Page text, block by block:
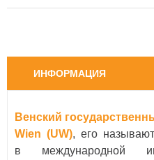
ИНФОРМАЦИЯ
Венский
Wien (UW), его
в международной